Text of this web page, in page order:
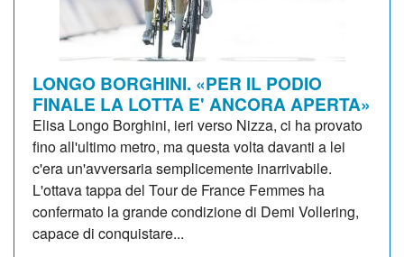
LONGO BORGHINI. «PER IL PODIO
FINALE LA LOTTA E' ANCORA APERTA»
Elisa Longo Borghini, ieri verso Nizza, ci ha provato
fino all'ultimo metro, ma questa volta davanti a lei
c'era un'avversaria semplicemente inarrivabile.
L'ottava tappa del Tour de France Femmes ha
confermato la grande condizione di Demi Vollering,
capace di conquistare...